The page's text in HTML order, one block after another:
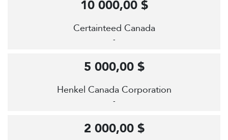
Certainteed Canada
-
10 000,00 $
Henkel Canada Corporation
-
5 000,00 $
2 000,00 $